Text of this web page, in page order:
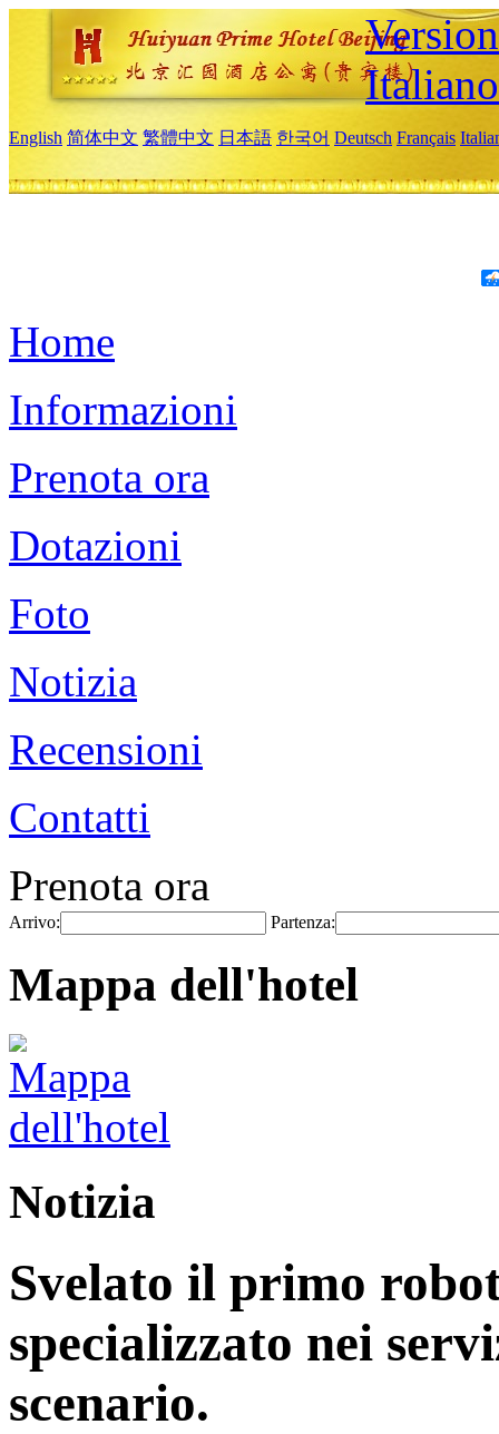
Italiano
English 简体中文 繁體中文 日本語 한국어 Deutsch Français
Home
Informazioni
Prenota ora
Dotazioni
Foto
Notizia
Recensioni
Contatti
Prenota ora
Arrivo: Partenza:
Mappa dell'hotel
Notizia
Svelato il primo
specializzato nei
scenario.